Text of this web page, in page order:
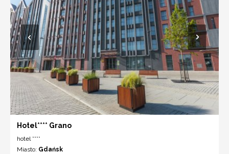
Hotel**** Grano
hotel ****
Miasto: Gdańsk